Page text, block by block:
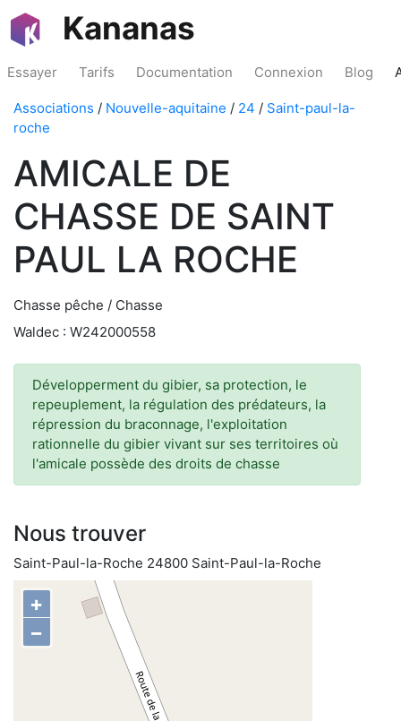
Kananas
Essayer Tarifs Documentation Connexion Blog
Associations / Nouvelle-aquitaine / 24 / Saint-paul-la-
roche
AMICALE DE
CHASSE DE SAINT
PAUL LA ROCHE
Chasse pêche / Chasse
Waldec : W242000558
Développerment du gibier, sa protection, le
repeuplement, la régulation des prédateurs, la
répression du braconnage, l'exploitation
rationnelle du gibier vivant sur ses territoires où
l'amicale possède des droits de chasse
Nous trouver
Saint-Paul-la-Roche 24800 Saint-Paul-la-Roche
+
−